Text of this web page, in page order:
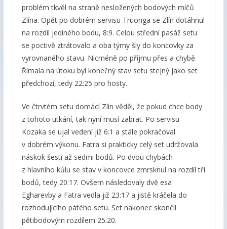
problém tkvěl na straně nesložených bodových míčů
Zlína. Opět po dobrém servisu Truonga se Zlín dotáhnul
na rozdíl jediného bodu, 8:9. Celou střední pasáž setu
se poctivě ztrátovalo a oba týmy šly do koncovky za
vyrovnaného stavu. Nicméně po příjmu přes a chybě
Římala na útoku byl konečný stav setu stejný jako set
předchozí, tedy 22:25 pro hosty.
Ve čtrvtém setu domácí Zlín věděl, že pokud chce body
z tohoto utkání, tak nyní musí zabrat. Po servisu
Kozaka se ujal vedení již 6:1 a stále pokračoval
v dobrém výkonu. Fatra si prakticky celý set udržovala
náskok šesti až sedmi bodů. Po dvou chybách
z hlavního kůlu se stav v koncovce zmrsknul na rozdíl tří
bodů, tedy 20:17. Ovšem následovaly dvě esa
Egharevby a Fatra vedla již 23:17 a jistě kráčela do
rozhodujícího pátého setu. Set nakonec skončil
pětibodovým rozdílem 25:20.